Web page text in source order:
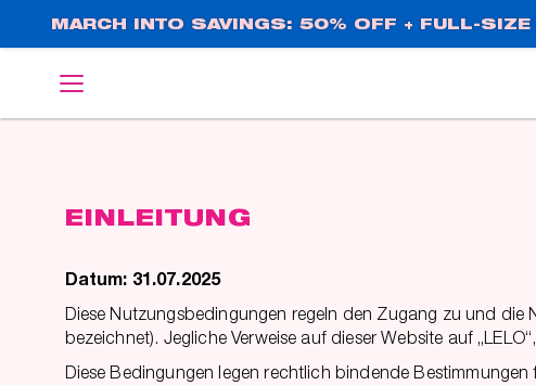
MARCH INTO SAVINGS: 50% OFF + FULL-SIZE
English
EINLEITUNG
Datum: 31.07.2025
Diese Nutzungsbedingungen regeln den Zugang zu und die
bezeichnet). Jegliche Verweise auf dieser Website auf
Diese Bedingungen legen rechtlich bindende